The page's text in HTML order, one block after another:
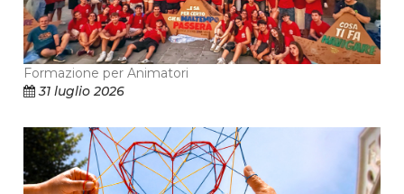
Formazione per Animatori
31 luglio 2026